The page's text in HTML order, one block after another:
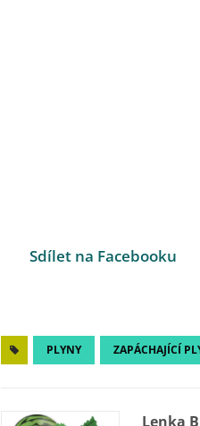
Sdílet na Facebooku
PLYNY ZAPÁCHAJÍCÍ
Lenka